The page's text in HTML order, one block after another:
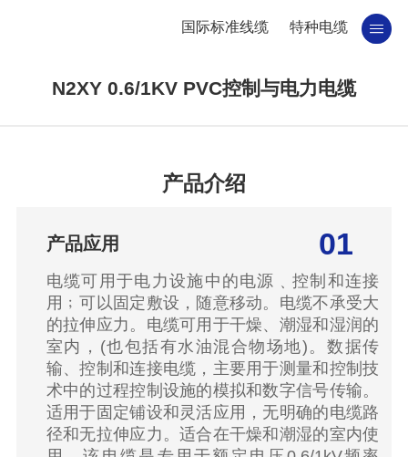
国际标准线缆 特种电缆
N2XY 0.6/1KV PVC控制与电力电缆
产品介绍
01
产品应用
电缆可用于电力设施中的电源﹑控制和连接
用﹔可以固定敷设，随意移动。电缆不承受大
的拉伸应力。电缆可用于干燥、潮湿和湿润的
室内，(也包括有水油混合物场地)。数据传
输、控制和连接电缆，主要用于测量和控制技
术中的过程控制设施的模拟和数字信号传输。
适用于固定铺设和灵活应用，无明确的电缆路
径和无拉伸应力。适合在干燥和潮湿的室内使